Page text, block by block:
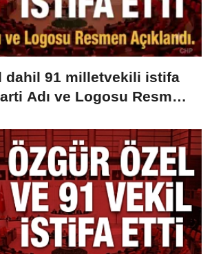
dahil 91 milletvekili istifa
Adı ve Logosu Resmen